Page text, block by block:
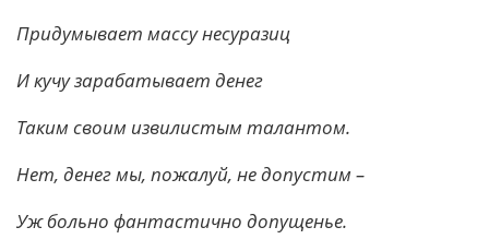
Придумывает массу несуразиц
И кучу зарабатывает денег
Таким своим извилистым талантом.
Нет, денег мы, пожалуй, не допустим –
Уж больно фантастично допущенье.